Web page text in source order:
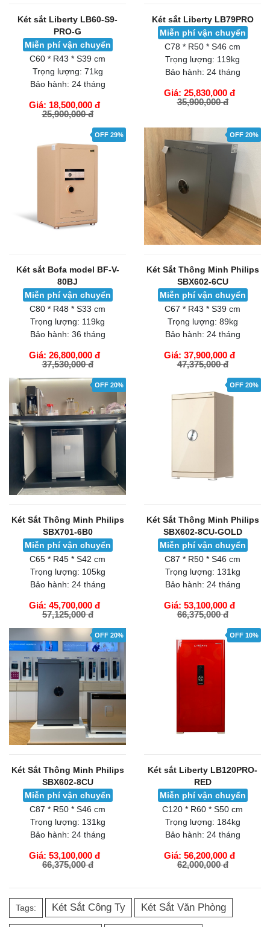
Két sắt Liberty LB60-S9-
PRO-G
Miễn phí vận chuyển
C60 * R43 * S39 cm
Trọng lượng: 71kg
Bảo hành: 24 tháng
Giá: 18,500,000 đ
25,900,000 đ
GIỎ HÀNG
Két sắt Liberty LB79PRO
Miễn phí vận chuyển
C78 * R50 * S46 cm
Trọng lượng: 119kg
Bảo hành: 24 tháng
Giá: 25,830,000 đ
35,900,000 đ
OFF 29%
Két sắt Bofa model BF-V-
80BJ
Miễn phí vận chuyển
C80 * R48 * S33 cm
Trọng lượng: 119kg
Bảo hành: 36 tháng
Giá: 26,800,000 đ
37,530,000 đ
GIỎ HÀNG
OFF 20%
Két Sắt Thông Minh Philips
SBX602-6CU
Miễn phí vận chuyển
C67 * R43 * S39 cm
Trọng lượng: 89kg
Bảo hành: 24 tháng
Giá: 37,900,000 đ
47,375,000 đ
GIỎ HÀNG
OFF 20%
Két Sắt Thông Minh Philips
SBX701-6B0
Miễn phí vận chuyển
C65 * R45 * S42 cm
Trọng lượng: 105kg
Bảo hành: 24 tháng
Giá: 45,700,000 đ
57,125,000 đ
GIỎ HÀNG
OFF 20%
Két Sắt Thông Minh Philips
SBX602-8CU-GOLD
Miễn phí vận chuyển
C87 * R50 * S46 cm
Trọng lượng: 131kg
Bảo hành: 24 tháng
Giá: 53,100,000 đ
66,375,000 đ
GIỎ HÀNG
OFF 20%
Két Sắt Thông Minh Philips
SBX602-8CU
Miễn phí vận chuyển
C87 * R50 * S46 cm
Trọng lượng: 131kg
Bảo hành: 24 tháng
Giá: 53,100,000 đ
66,375,000 đ
GIỎ HÀNG
OFF 10%
Két sắt Liberty LB120PRO-
RED
Miễn phí vận chuyển
C120 * R60 * S50 cm
Trọng lượng: 184kg
Bảo hành: 24 tháng
Giá: 56,200,000 đ
62,000,000 đ
GIỎ HÀNG
Tags: Két Sắt Công Ty Két Sắt Văn Phòng